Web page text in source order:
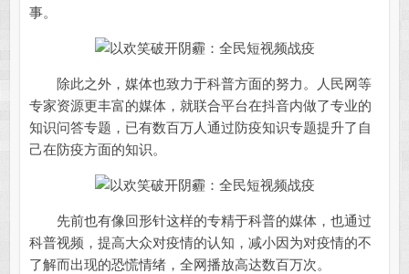
事。
除此之外，媒体也致力于科普方面的努力。人民网等
专家资源更丰富的媒体，就联合平台在抖音内做了专业的
知识问答专题，已有数百万人通过防疫知识专题提升了自
己在防疫方面的知识。
先前也有像回形针这样的专精于科普的媒体，也通过
科普视频，提高大众对疫情的认知，减小因为对疫情的不
了解而出现的恐慌情绪，全网播放高达数百万次。